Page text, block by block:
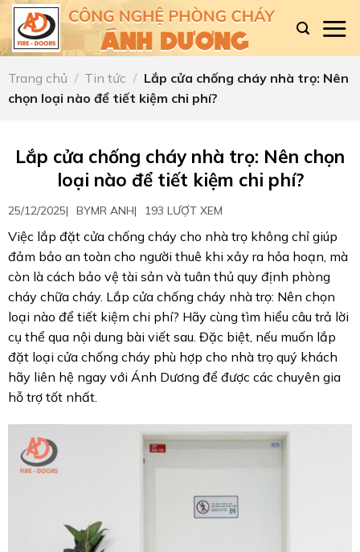
Skip
content
Trang chủ / Tin tức / Lắp cửa chống cháy nhà trọ: Nên
chọn loại nào để tiết kiệm chi phí?
Lắp cửa chống cháy nhà trọ: Nên chọn
loại nào để tiết kiệm chi phí?
25/12/2025| BYMR ANH| 193 LƯỢT XEM
Việc lắp đặt cửa chống cháy cho nhà trọ không chỉ giúp
đảm bảo an toàn cho người thuê khi xảy ra hỏa hoạn, mà
còn là cách bảo vệ tài sản và tuân thủ quy định phòng
cháy chữa cháy. Lắp cửa chống cháy nhà trọ: Nên chọn
loại nào để tiết kiệm chi phí? Hãy cùng tìm hiểu câu trả lời
cụ thể qua nội dung bài viết sau. Đặc biệt, nếu muốn lắp
đặt loại cửa chống cháy phù hợp cho nhà trọ quý khách
hãy liên hệ ngay với Ánh Dương để được các chuyên gia
hỗ trợ tốt nhất.